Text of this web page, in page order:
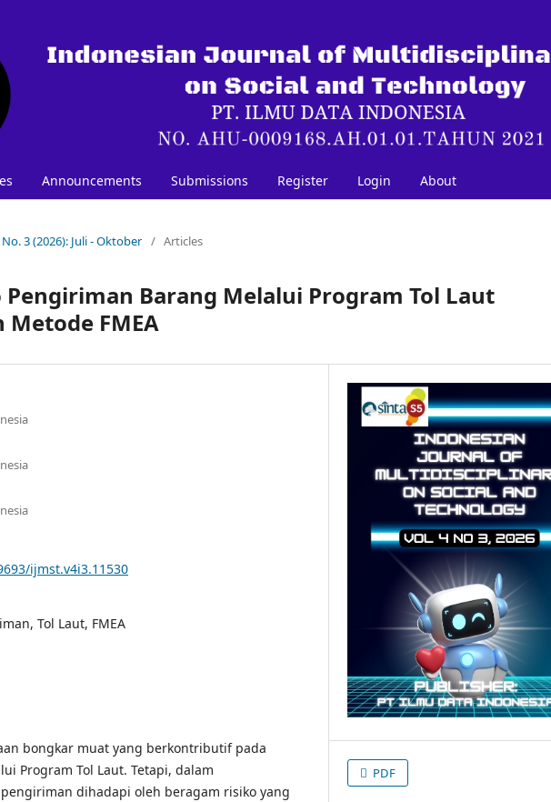
Announcements Submissions Register Login About
3 (2026): Juli - Oktober / Articles
Pengiriman Barang Melalui Program Tol Laut
FMEA
ijmst.v4i3.11530
Tol Laut, FMEA
bongkar muat yang berkontributif pada
Program Tol Laut. Tetapi, dalam
dihadapi oleh beragam risiko yang
PDF